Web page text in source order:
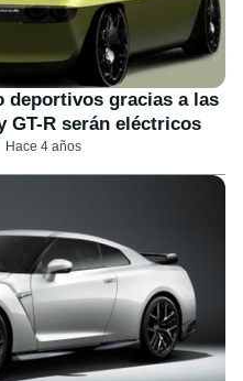
deportivos gracias a las
GT-R serán eléctricos
Hace 4 años